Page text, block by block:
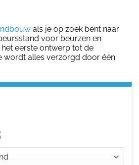
als je op zoek bent naar
voor beurzen en
het eerste ontwerp tot de
wordt alles verzorgd door één